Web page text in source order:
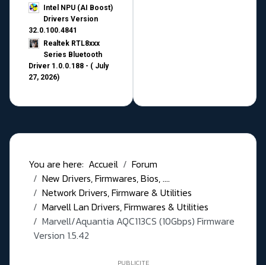
Intel NPU (AI Boost)
Drivers Version
32.0.100.4841
Realtek RTL8xxx
Series Bluetooth
Driver 1.0.0.188 - ( July
27, 2026)
You are here: Accueil
Forum
New Drivers, Firmwares, Bios, ....
Network Drivers, Firmware & Utilities
Marvell Lan Drivers, Firmwares & Utilities
Marvell/Aquantia AQC113CS (10Gbps) Firmware
Version 1.5.42